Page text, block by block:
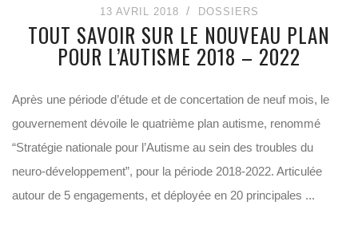
13 AVRIL 2018 DOSSIERS
TOUT SAVOIR SUR LE NOUVEAU PLAN
POUR L’AUTISME 2018 – 2022
Après une période d’étude et de concertation de neuf mois, le
gouvernement dévoile le quatrième plan autisme, renommé
“Stratégie nationale pour l’Autisme au sein des troubles du
neuro-développement”, pour la période 2018-2022. Articulée
autour de 5 engagements, et déployée en 20 principales ...